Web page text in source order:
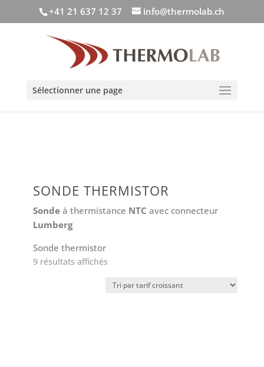
+41 21 637 12 37 info@thermolab.ch
Sélectionner une page
SONDE THERMISTOR
Sondeà thermistance NTC avec connecteur
Lumberg
Sonde thermistor
9 résultats affichésTrié
prix